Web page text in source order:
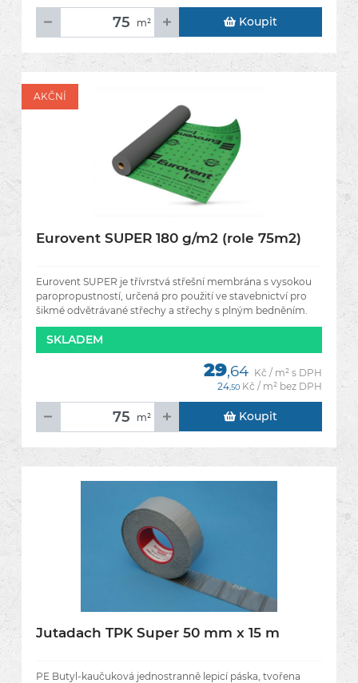
m² Koupit
AKČNÍ
Eurovent SUPER 180 g/m2 (role 75m2)
Eurovent SUPER je třívrstvá střešní membrána s vysokou
paropropustností, určená pro použití ve stavebnictví pro
šikmé odvětrávané střechy a střechy s plným bedněním.
SKLADEM
29,64 Kč / m² s DPH
24,50 Kč / m² bez DPH
m² Koupit
Jutadach TPK Super 50 mm x 15 m
PE Butyl-kaučuková jednostranně lepicí páska, tvořena